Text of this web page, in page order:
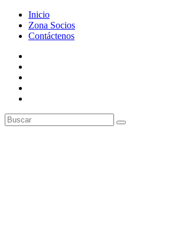
Inicio
Zona Socios
Contáctenos